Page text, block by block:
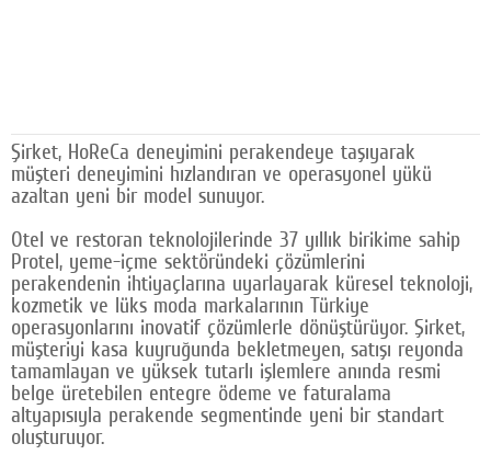
Künye
SOSYAL MEDYA
Twitter
Google Plus
© 2026 TÜM HAKLARI SAKLIDIR
Şirket, HoReCa deneyimini perakendeye taşıyarak
müşteri deneyimini hızlandıran ve operasyonel yükü
azaltan yeni bir model sunuyor.
Otel ve restoran teknolojilerinde 37 yıllık birikime sahip
Protel, yeme-içme sektöründeki çözümlerini
perakendenin ihtiyaçlarına uyarlayarak küresel teknoloji,
kozmetik ve lüks moda markalarının Türkiye
operasyonlarını inovatif çözümlerle dönüştürüyor. Şirket,
müşteriyi kasa kuyruğunda bekletmeyen, satışı reyonda
tamamlayan ve yüksek tutarlı işlemlere anında resmi
belge üretebilen entegre ödeme ve faturalama
altyapısıyla perakende segmentinde yeni bir standart
oluşturuyor.